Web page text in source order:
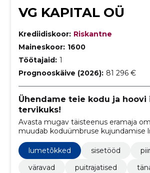
VG KAPITAL OÜ
Krediidiskoor: Riskantne
Maineskoor: 1600
Töötajaid: 1
Prognooskäive (2026): 81 296 €
Ühendame teie kodu ja hoovi
tervikuks!
Avasta mugav täisteenus eramaja
muudab koduümbruse kujundamise
stressivabaks. Meie professionaalsed
hõlmavad piirdeaedade, terrasside,
tänavakivitööde paigaldamist, et luua
just sinu jaoks.
lumetõkked sisetööd
väravad
puitrajatised